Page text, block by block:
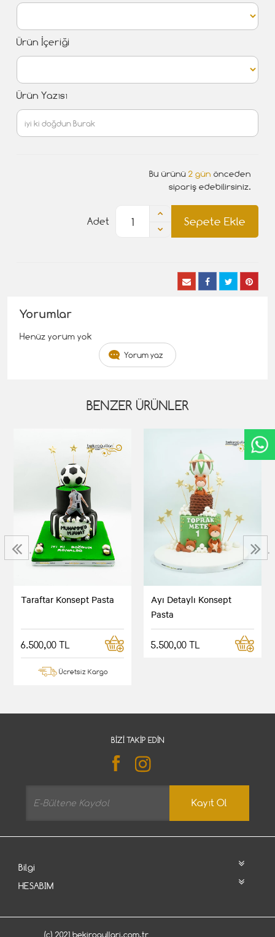
Ürün İçeriği
Ürün Yazısı
Bu ürünü 2 gün önceden
sipariş edebilirsiniz.
Sepete Ekle
Adet
Yorumlar
Henüz yorum yok
Yorum yaz
BENZER ÜRÜNLER
Taraftar Konsept Pasta
6.500,00 TL
Ücretsiz Kargo
Ayı Detaylı Konsept
Pasta
5.500,00 TL
‹ ›
BIZI TAKIP EDIN
Kayıt Ol
Bilgi
HESABIM
(c) 2021 bekirogullari.com.tr